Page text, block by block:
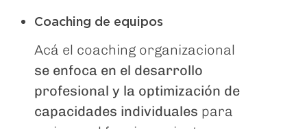
Coaching de equipos
Acá el coaching organizacional
se enfoca en el desarrollo
profesional y la optimización de
capacidades individuales para